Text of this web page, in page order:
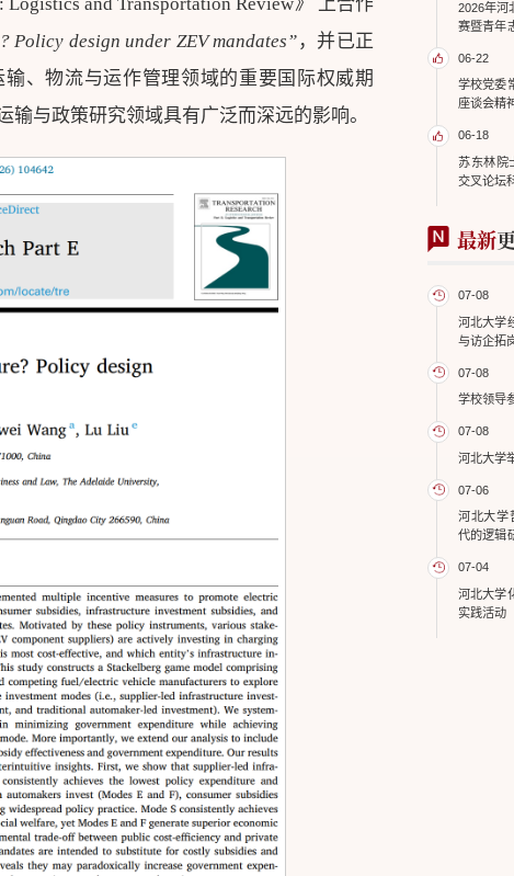
Policy design under ZEV mandates” ，并已正
输、物流与运作管理领域的重要国际权威期
输与政策研究领域具有广泛而深远的影响。
2026年河
赛暨青年
06-22
学校党委
座谈会精
06-18
苏东林院
交叉论坛
最新
07-08
河北大学
与访企拓
07-08
学校领导
07-08
河北大学
07-06
河北大学
代的逻辑
07-04
河北大学
实践活动